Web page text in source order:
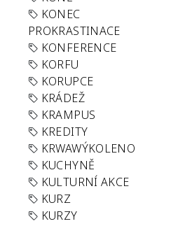
KONEC
PROKRASTINACE
KONFERENCE
KORFU
KORUPCE
KRÁDEŽ
KRAMPUS
KREDITY
KRWAWÝKOLENO
KUCHYNĚ
KULTURNÍ AKCE
KURZ
KURZY